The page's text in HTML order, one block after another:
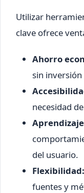
Utilizar
clave ofrece
Ahorro
sin
necesidad
del usuario.
Flexibilidad:
fuentes y